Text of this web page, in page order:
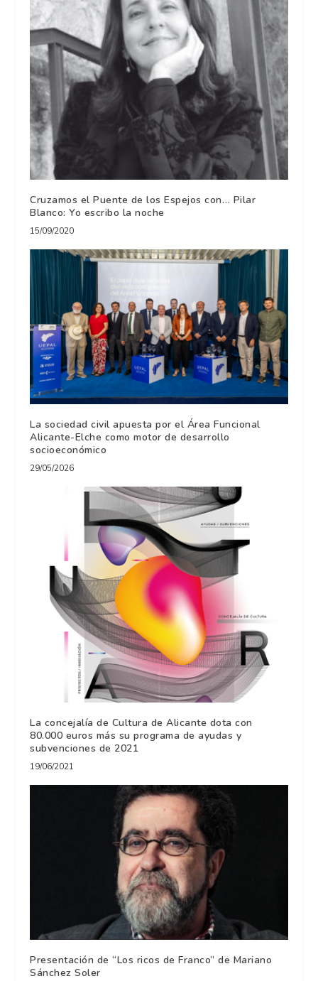
Cruzamos el Puente de los Espejos con… Pilar
Blanco: Yo escribo la noche
15/09/2020
La sociedad civil apuesta por el Área Funcional
Alicante-Elche como motor de desarrollo
socioeconómico
29/05/2026
La concejalía de Cultura de Alicante dota con
80.000 euros más su programa de ayudas y
subvenciones de 2021
19/06/2021
Presentación de “Los ricos de Franco” de Mariano
Sánchez Soler